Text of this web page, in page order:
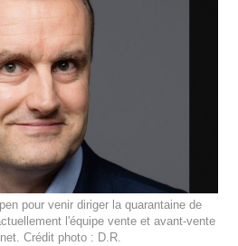
pour venir diriger la quarantaine de
l'équipe vente et avant-vente
Crédit photo : D.R.